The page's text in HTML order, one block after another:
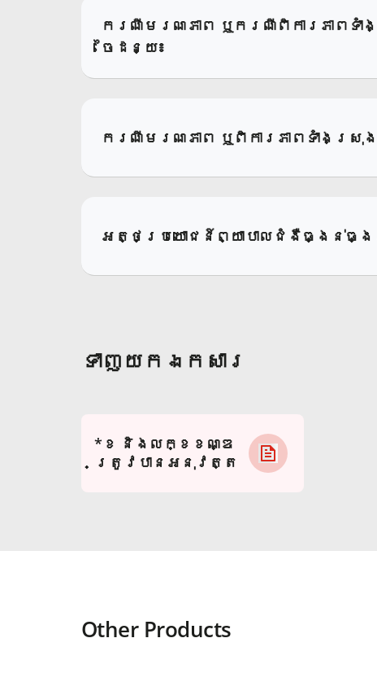
ករណីមរណភាព ឬករណីពិការភាពទាំង
ចៃដន្យ៖
ករណីមរណភាព ឬពិការភាពទាំងស្រុង
អត្ថប្រយោជន៍ព្យាបាលជំងឺធ្ងន់ធ្ង
ទាញយកឯកសារ
*ខ​ និងលក្ខខណ្ឌ
ត្រូវបានអនុវត្ត
Other Products